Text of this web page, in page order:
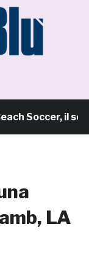
Soccer, il sogno
LA